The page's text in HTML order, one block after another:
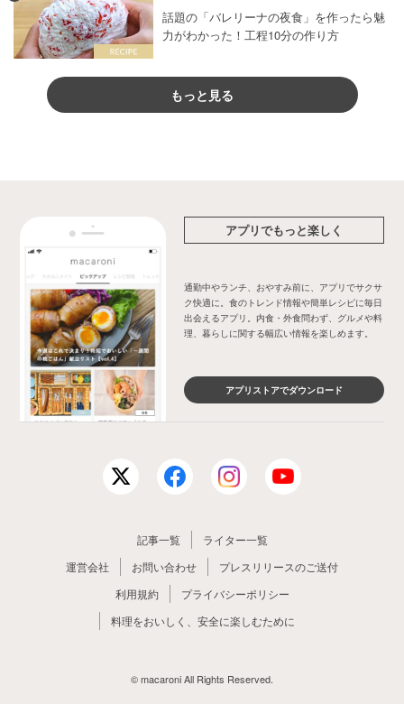
話題の「バレリーナの夜食」を作ったら魅
力がわかった！工程10分の作り方
もっと見る
アプリでもっと楽しく
通勤中やランチ、おやすみ前に、アプリでサクサ
ク快適に。食のトレンド情報や簡単レシピに毎日
出会えるアプリ。内食・外食問わず、グルメや料
理、暮らしに関する幅広い情報を楽しめます。
アプリストアでダウンロード
記事一覧
ライター一覧
運営会社
お問い合わせ
プレスリリースのご送付
利用規約
プライバシーポリシー
料理をおいしく、安全に楽しむために
© macaroni All Rights Reserved.